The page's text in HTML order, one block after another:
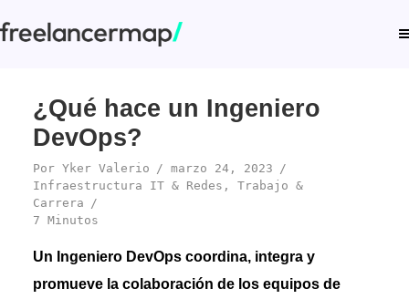
¿Qué hace un Ingeniero
DevOps?
Por Yker Valerio
marzo 24, 2023
Infraestructura IT & Redes , Trabajo &
Carrera
7 Minutos
Un Ingeniero DevOps coordina, integra y
promueve la colaboración de los equipos de